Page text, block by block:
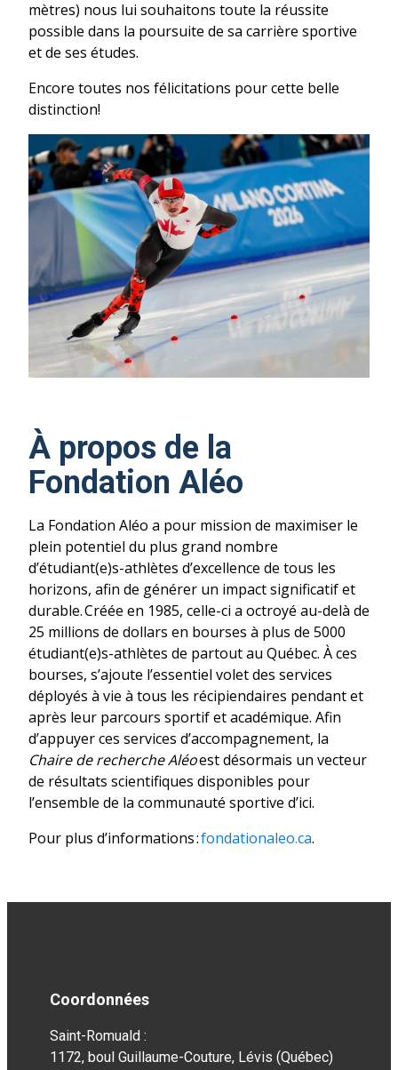
mètres) nous lui souhaitons toute la réussite
possible dans la poursuite de sa carrière sportive
et de ses études.
Encore toutes nos félicitations pour cette belle
distinction!
À propos de la
Fondation Aléo
La Fondation Aléo a pour mission de maximiser le
plein potentiel du plus grand nombre
d’étudiant(e)s-athlètes d’excellence de tous les
horizons, afin de générer un impact significatif et
durable. Créée en 1985, celle-ci a octroyé au-delà de
25 millions de dollars en bourses à plus de 5000
étudiant(e)s-athlètes de partout au Québec. À ces
bourses, s’ajoute l’essentiel volet des services
déployés à vie à tous les récipiendaires pendant et
après leur parcours sportif et académique. Afin
d’appuyer ces services d’accompagnement, la
Chaire de recherche Aléoest désormais un vecteur
de résultats scientifiques disponibles pour
l’ensemble de la communauté sportive d’ici.
Pour plus d’informations :fondationaleo.ca.
Coordonnées
Saint-Romuald :
1172, boul Guillaume-Couture, Lévis (Québec)